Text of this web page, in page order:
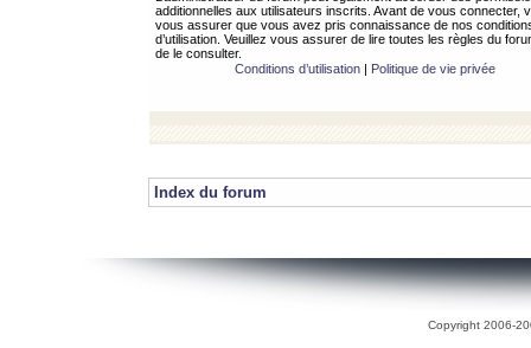
additionnelles aux utilisateurs inscrits. Avant de vous connecter,
vous assurer que vous avez pris connaissance de nos
d’utilisation. Veuillez vous assurer de lire toutes les règles du
de le consulter.
Conditions d’utilisation| Politique de vie privée
Index du forum
Copyright 2006-